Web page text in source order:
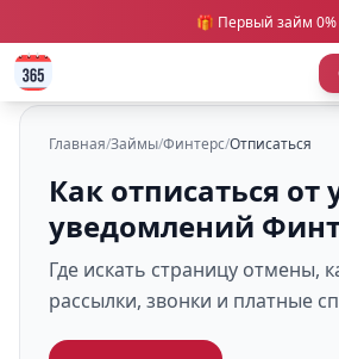
🎁 Первый займ 0%
Главная/Займы/Финтерс/Отписаться
Как отписаться от
уведомлений
Где искать страницу отмены,
рассылки, звонки и платные